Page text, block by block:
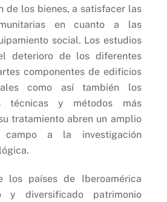
de los bienes, a satisfacer las
en cuanto a las
social. Los estudios
deterioro de los diferentes
componentes de edificios
como así también los
técnicas y métodos más
tratamiento abren un amplio
campo a la investigación
los países de Iberoamérica
y diversificado patrimonio